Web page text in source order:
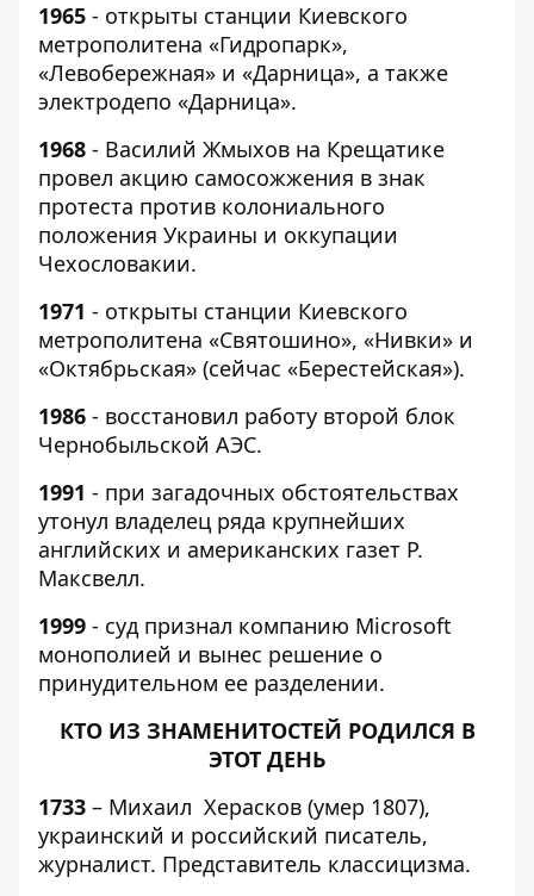
1965 - открыты станции Киевского
метрополитена «Гидропарк»,
«Левобережная» и «Дарница», а также
электродепо «Дарница».
1968 - Василий Жмыхов на Крещатике
провел акцию самосожжения в знак
протеста против колониального
положения Украины и оккупации
Чехословакии.
1971 - открыты станции Киевского
метрополитена «Святошино», «Нивки» и
«Октябрьская» (сейчас «Берестейская»).
1986 - восстановил работу второй блок
Чернобыльской АЭС.
1991 - при загадочных обстоятельствах
утонул владелец ряда крупнейших
английских и американских газет Р.
Максвелл.
1999 - суд признал компанию Microsoft
монополией и вынес решение о
принудительном ее разделении.
КТО ИЗ ЗНАМЕНИТОСТЕЙ РОДИЛСЯ В
ЭТОТ ДЕНЬ
1733 – Михаил Херасков (умер 1807),
украинский и российский писатель,
журналист. Представитель классицизма.